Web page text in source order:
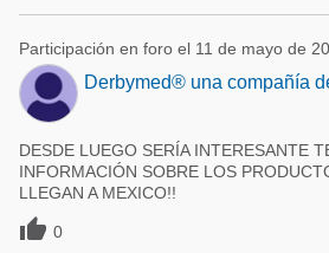
Participación en foro el 11 de mayo de
Derbymed® una compañía
DESDE LUEGO SERÍA INTERESANTE
INFORMACIÓN SOBRE LOS
LLEGAN A MEXICO!!
 0